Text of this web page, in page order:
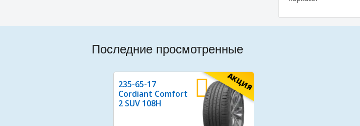
Последние просмотренные
АКЦИЯ
235-65-17
Cordiant Comfort
2 SUV 108H